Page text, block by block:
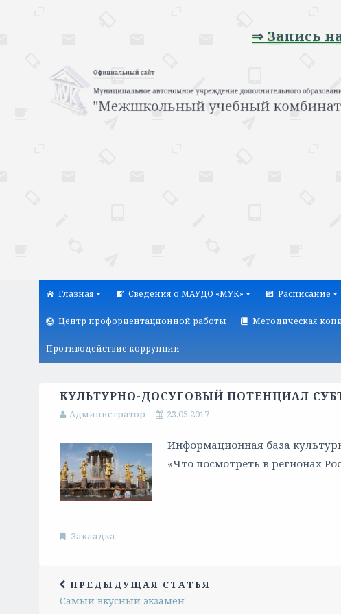
⇒ Запись на
Главная Сведения о МАУДО «МУК» Расписание
Центр профориентационной работы Методическая
Противодействие коррупции
КУЛЬТУРНО-ДОСУГОВЫЙ ПОТЕНЦИАЛ
Администратор 23.05.2017
Информационная база
«Что посмотреть в регионах
Закладка
ПРЕДЫДУЩАЯ СТАТЬЯ
Самый вкусный экзамен